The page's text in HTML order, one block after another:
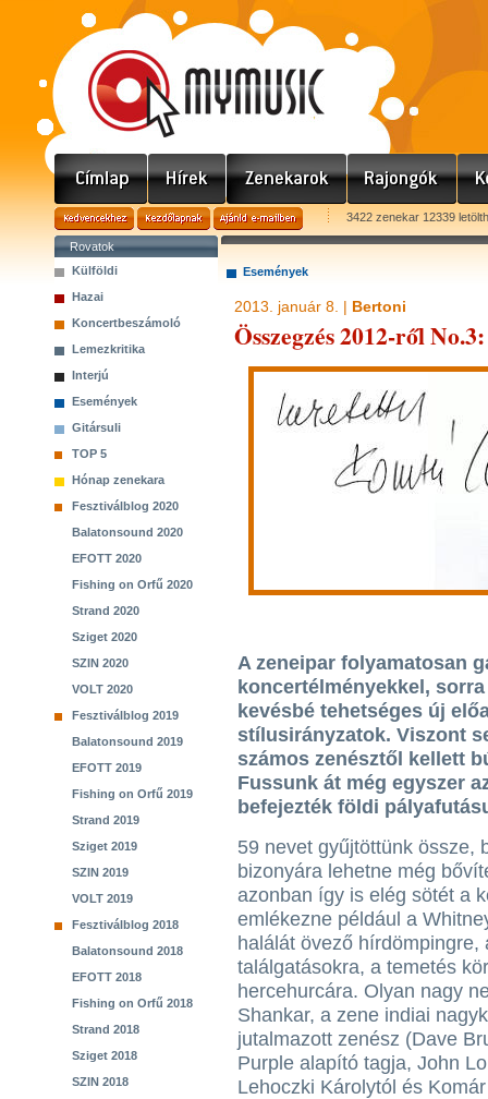
3422 zenekar 12339
Rovatok
Külföldi
Hazai
Koncertbeszámoló
Lemezkritika
Interjú
Események
Gitársuli
TOP 5
Hónap zenekara
Fesztiválblog 2020
Balatonsound 2020
EFOTT 2020
Fishing on Orfű 2020
Strand 2020
Sziget 2020
SZIN 2020
VOLT 2020
Fesztiválblog 2019
Balatonsound 2019
EFOTT 2019
Fishing on Orfű 2019
Strand 2019
Sziget 2019
SZIN 2019
VOLT 2019
Fesztiválblog 2018
Balatonsound 2018
EFOTT 2018
Fishing on Orfű 2018
Strand 2018
Sziget 2018
SZIN 2018
Események
2013. január 8. | Bertoni
Összegzés 2012-ről
A zeneipar folyamatosan
koncertélményekkel,
kevésbé tehetséges új
stílusirányzatok. Viszont
számos zenésztől kellett
Fussunk át még egyszer
befejezték földi
59 nevet gyűjtöttünk össze,
bizonyára lehetne még
azonban így is elég sötét a
emlékezne például a
halálát övező hírdömpingre,
találgatásokra, a temetés
hercehurcára. Olyan nagy
Shankar, a zene indiai
jutalmazott zenész (Dave
Purple alapító tagja, John
Lehoczki Károlytól és